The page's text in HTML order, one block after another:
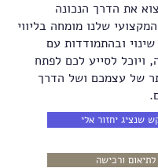
את הדרך הנכונה
שלנו מומחה בליווי
ובהתמודדות עם
ויוכל לסייע לכם לפתח
של עצמכם ושל הדרך
שנציג יחזור אלי
לתיאום ורכישה